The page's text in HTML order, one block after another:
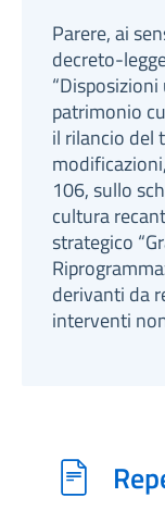
Parere, ai
decreto-
patrimonio
il rilancio del
106, sullo
cultura
strategico
derivanti da
interventi